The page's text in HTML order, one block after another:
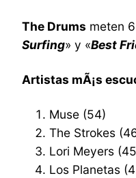
The Drums meten
Surfing» y «Best
Artistas mÃ¡s
Muse (54)
The Strokes
Lori Meyers
Los Planetas